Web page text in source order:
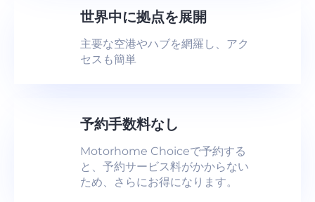
世界中に拠点を展開
主要な空港やハブを網羅し、アク
セスも簡単
予約手数料なし
Motorhome Choiceで予約する
と、予約サービス料がかからない
ため、さらにお得になります。